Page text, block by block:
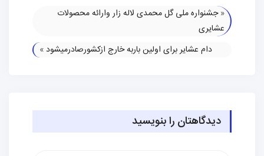
«جشنواره ملی گل محمدی لاله زار وارائه محصولات
عشایری
دام عشایر برای اولین باربه خارج ازکشورصادرمیشود»
دیدگاهتان را بنویسید